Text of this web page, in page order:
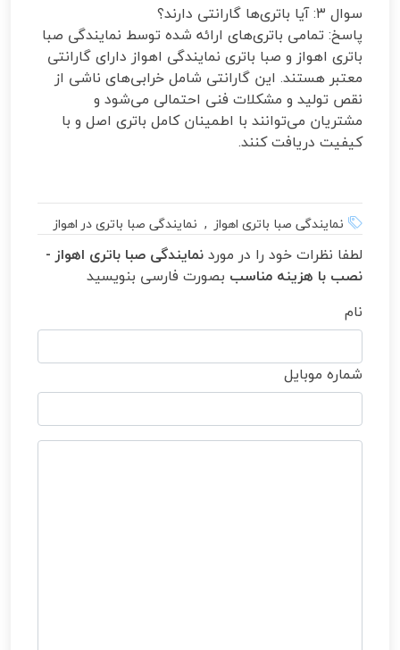
سوال ۳: آیا باتری‌ها گارانتی دارند؟
پاسخ: تمامی باتری‌های ارائه شده توسط نمایندگی صبا
باتری اهواز و صبا باتری نمایندگی اهواز دارای گارانتی
معتبر هستند. این گارانتی شامل خرابی‌های ناشی از
نقص تولید و مشکلات فنی احتمالی می‌شود و
مشتریان می‌توانند با اطمینان کامل باتری اصل و با
کیفیت دریافت کنند.
نمایندگی صبا باتری اهواز , نمایندگی صبا باتری در اهواز
لطفا نظرات خود را در موردنمایندگی صبا باتری اهواز -
نصب با هزینه مناسب بصورت فارسی بنویسید
نام
شماره موبایل